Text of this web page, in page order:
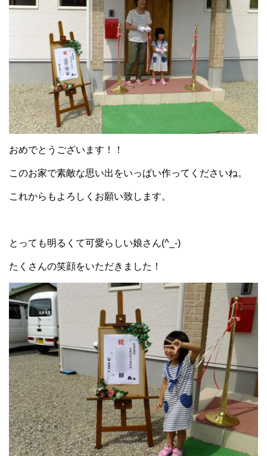
おめでとうございます！！
このお家で素敵な思い出をいっぱい作ってくださいね。
これからもよろしくお願い致します。
とっても明るくて可愛らしい娘さん(^_-)
たくさんの笑顔をいただきました！